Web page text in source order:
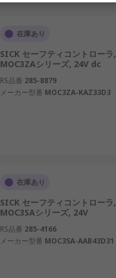
在庫あり
SICK セーフティコントローラ,
MOC3ZAシリーズ, 24V dc
RS品番 285-8879
メーカー型番 MOC3ZA-KAZ33D3
在庫あり
SICK セーフティコントローラ,
MOC3SAシリーズ, 24V
RS品番 285-4166
メーカー型番 MOC3SA-AAB43D31